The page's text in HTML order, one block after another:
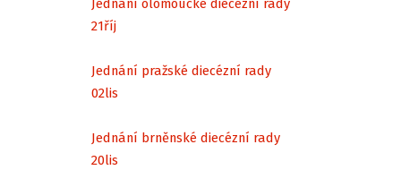
21říj
Jednání pražské diecézní rady
02lis
Jednání brněnské diecézní rady
20lis